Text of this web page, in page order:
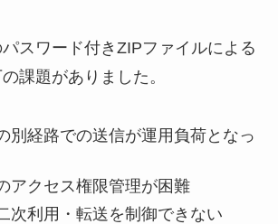
スワード付きZIPファイルによる
課題がありました。
別経路での送信が運用負荷となっ
アクセス権限管理が困難
次利用・転送を制御できない